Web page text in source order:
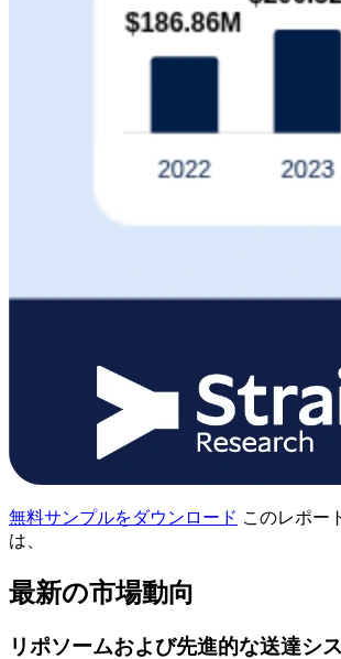
無料サンプルをダウンロード このレポー
は、
最新の市場動向
リポソームおよび先進的な送達シ